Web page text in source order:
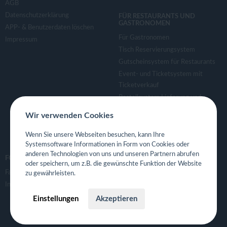
AGB
Datenschutzerklärung
APP- & Benutzerdaten löschen
Impressum
FÜR RESTAURANTS UND
GASTRONOMEN
Für Gastronomen
Tisch Reservierungsystem
Gutscheinsystem für Restaurants
Event- und Ticketsystem mit
Ticketverkauf
Bestellsystem Lieferung und
Eigene App für Restaurant
FOLGE UNS
Facebook
Instagram
Wir verwenden Cookies
Wenn Sie unsere Webseiten besuchen, kann Ihre
Systemsoftware Informationen in Form von Cookies oder
anderen Technologien von uns und unseren Partnern abrufen
oder speichern, um z.B. die gewünschte Funktion der Website
zu gewährleisten.
Einstellungen Akzeptieren